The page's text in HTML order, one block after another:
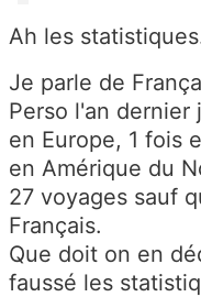
Ah les
Je parle de
Perso l'an
en Europe, 1 fois
en Amérique du
27 voyages sauf
Français.
Que doit on en
faussé les